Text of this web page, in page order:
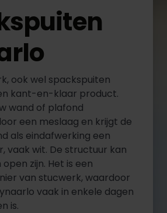
ook wel spackspuiten
kant-en-klaar product.
wand of plafond
een meslaag en krijgt de
als eindafwerking een
vaak wit. De structuur kan
zijn. Het is een
van stucwerk, waardoor
vaak in enkele dagen
is.